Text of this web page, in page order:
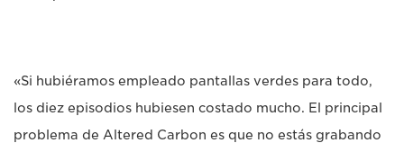
«Si hubiéramos empleado pantallas verdes para todo,
los diez episodios hubiesen costado mucho. El principal
problema de Altered Carbon es que no estás grabando